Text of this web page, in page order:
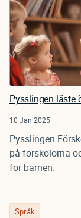
Pysslingen läste
10 Jan 2025
Pysslingen
på förskolorna
för barnen.
Språk